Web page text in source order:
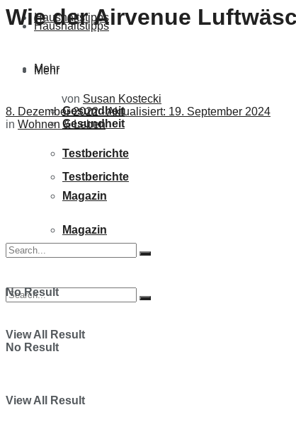
Haushaltstipps
Mehr
Gesundheit
Testberichte
Magazin
No Result
View All Result
Haushaltstipps
Mehr
Gesundheit
Testberichte
Magazin
No Result
View All Result
Wie der Airvenue
von Susan Kostecki
8. Dezember 2022 - Aktualisiert: 19. September 2024
in Wohnen & Leben